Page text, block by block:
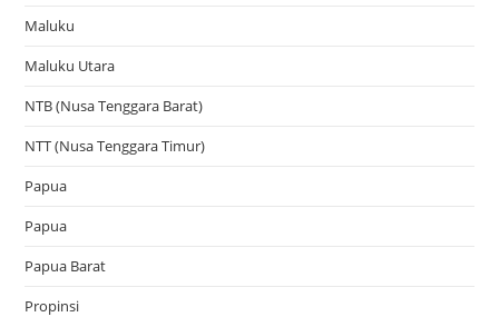
Maluku
Maluku Utara
NTB (Nusa Tenggara Barat)
NTT (Nusa Tenggara Timur)
Papua
Papua
Papua Barat
Propinsi